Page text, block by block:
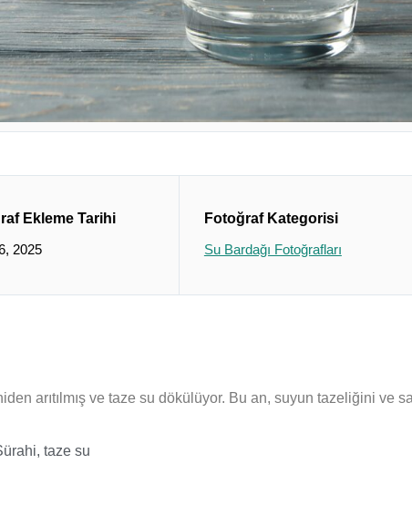
Ekleme Tarihi
2025
Fotoğraf Kategorisi
Su Bardağı Fotoğrafları
arıtılmış ve taze su dökülüyor. Bu an, suyun tazeliğini ve
, taze su